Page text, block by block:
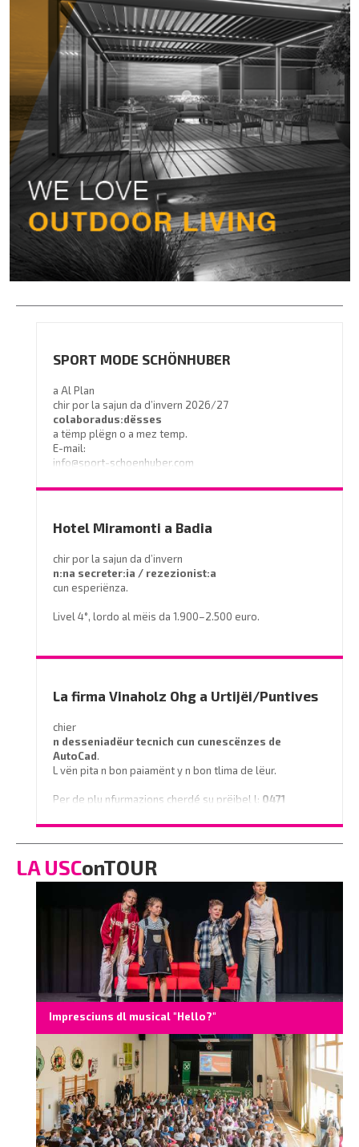
SPORT MODE SCHÖNHUBER
a Al Plan
chir por la sajun da d’invern 2026/27
colaboradus:dësses
a tëmp plëgn o a mez temp.
E-mail:
info@sport-schoenhuber.com
- Tel. 0474 555141
Hotel Miramonti a Badia
chir por la sajun da d’invern
n:na secreter:ia / rezezionist:a
cun esperiënza.
Livel 4°, lordo al mëis da 1.900–2.500 euro.
info@miramontihotel.it
o telefoné al
La firma Vinaholz Ohg a Urtijëi/Puntives
chier
n desseniadëur tecnich cun cunescënzes de
AutoCad.
L vën pita n bon paiamënt y n bon tlima de lëur.
Per de plu nfurmazions cherdé su prëibel l: 0471
o scrì na e-mail a
info@vinaholz.com
LA USConTOUR
Impresciuns dl musical "Hello?"